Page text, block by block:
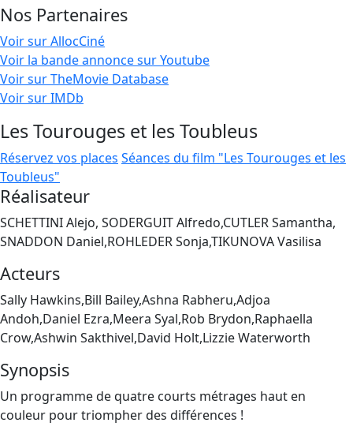
Nos Partenaires
Voir sur AllocCiné
Voir la bande annonce sur Youtube
Voir sur TheMovie Database
Voir sur IMDb
Les Tourouges et les Toubleus
Réservez vos places Séances du film "Les Tourouges et les
Toubleus"
Réalisateur
SCHETTINI Alejo, SODERGUIT Alfredo,CUTLER Samantha,
SNADDON Daniel,ROHLEDER Sonja,TIKUNOVA Vasilisa
Acteurs
Sally Hawkins,Bill Bailey,Ashna Rabheru,Adjoa
Andoh,Daniel Ezra,Meera Syal,Rob Brydon,Raphaella
Crow,Ashwin Sakthivel,David Holt,Lizzie Waterworth
Synopsis
Un programme de quatre courts métrages haut en
couleur pour triompher des différences !